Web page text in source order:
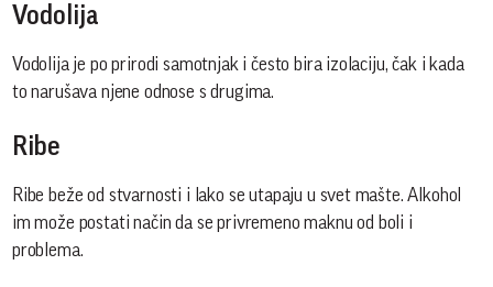
Vodolija
Vodolija je po prirodi samotnjak i često bira izolaciju, čak i kada
to narušava njene odnose s drugima.
Ribe
Ribe beže od stvarnosti i lako se utapaju u svet mašte. Alkohol
im može postati način da se privremeno maknu od boli i
problema.